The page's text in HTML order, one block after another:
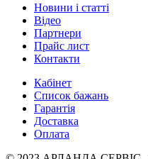
Новини і статті
Відео
Партнери
Прайс лист
Контакти
Кабінет
Список бажань
Гарантія
Доставка
Оплата